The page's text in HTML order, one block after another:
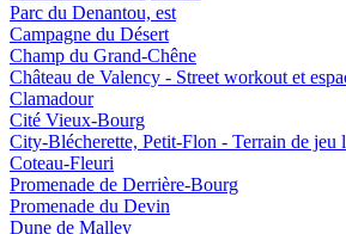
Parc du Denantou, est
Campagne du Désert
Champ du Grand-Chêne
Château de Valency - Street workout et
Clamadour
Cité Vieux-Bourg
City-Blécherette, Petit-Flon - Terrain de jeu
Coteau-Fleuri
Promenade de Derrière-Bourg
Promenade du Devin
Dune de Malley